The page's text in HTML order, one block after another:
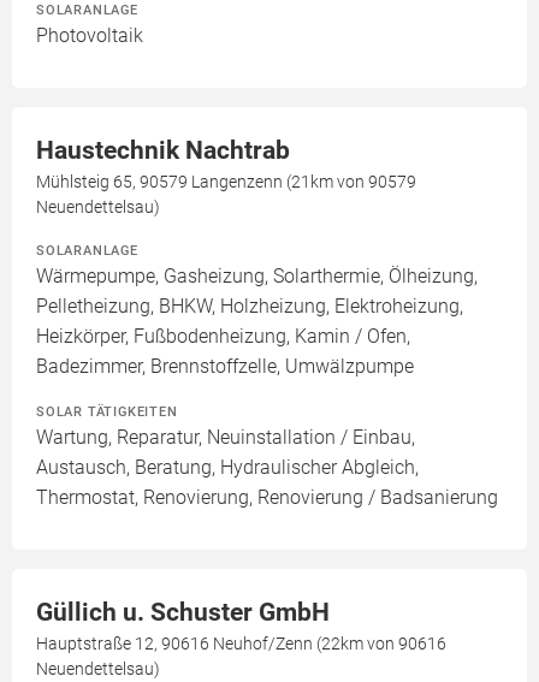
SOLARANLAGE
Photovoltaik
Haustechnik Nachtrab
Mühlsteig 65, 90579 Langenzenn (21km von 90579
Neuendettelsau)
SOLARANLAGE
Wärmepumpe, Gasheizung, Solarthermie, Ölheizung,
Pelletheizung, BHKW, Holzheizung, Elektroheizung,
Heizkörper, Fußbodenheizung, Kamin / Ofen,
Badezimmer, Brennstoffzelle, Umwälzpumpe
SOLAR TÄTIGKEITEN
Wartung, Reparatur, Neuinstallation / Einbau,
Austausch, Beratung, Hydraulischer Abgleich,
Thermostat, Renovierung, Renovierung / Badsanierung
Güllich u. Schuster GmbH
Hauptstraße 12, 90616 Neuhof/Zenn (22km von 90616
Neuendettelsau)